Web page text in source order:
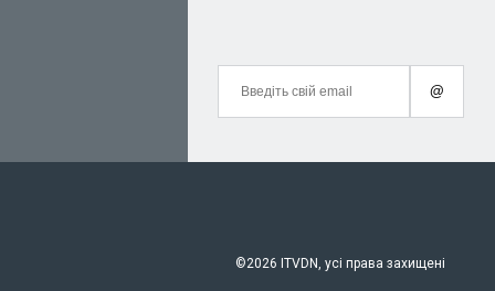
@
©2026 ITVDN, усі права захищені